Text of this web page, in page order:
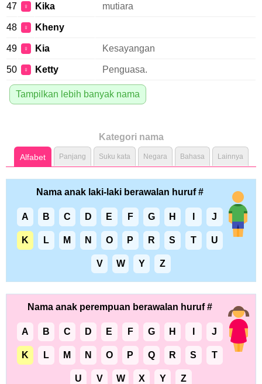
47 ♀ Kika mutiara
48 ♀ Kheny
49 ♀ Kia Kesayangan
50 ♀ Ketty Penguasa.
Tampilkan lebih banyak nama
Kategori nama
Alfabet Panjang Suku kata Negara Bahasa Lainnya
Nama anak laki-laki berawalan huruf #
A B C D E F G H J
K L M N O P R S T U
V W Y Z
Nama anak perempuan berawalan huruf #
A B C D E F G H J
K L M N O P Q R S T
U V W X Y Z